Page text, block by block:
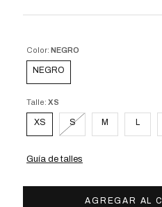
Color: NEGRO
NEGRO
Talle: XS
XS S M L
Guía de talles